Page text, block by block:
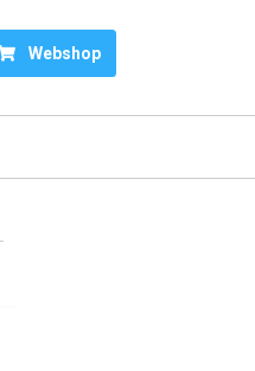
Webshop